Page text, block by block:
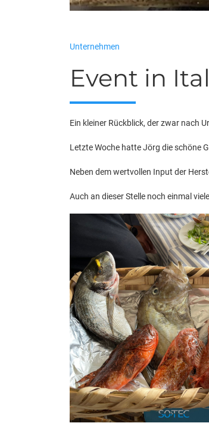
Unternehmen
Event in
Ein kleiner Rückblick, der zwar nach
Letzte Woche hatte Jörg die schöne
Neben dem wertvollen Input der
Auch an dieser Stelle noch einmal